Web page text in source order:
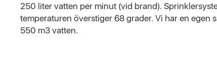
250 liter vatten per minut (vid brand).
temperaturen överstiger 68 grader. Vi har en egen
550 m3 vatten.